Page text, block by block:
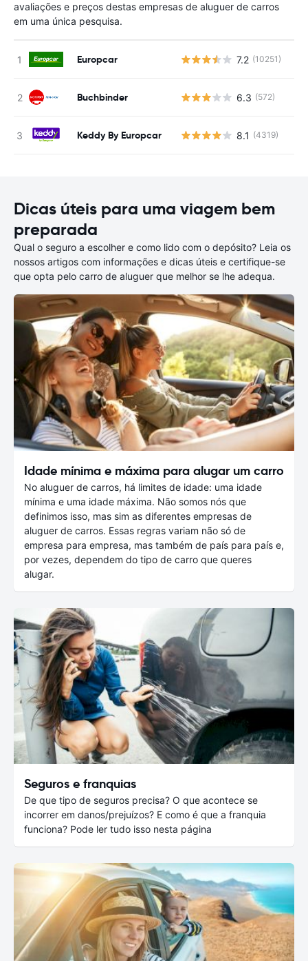
avaliações e preços destas empresas de aluguer de carros
em uma única pesquisa.
Europcar 7.2 (10251)
Buchbinder 6.3 (572)
Keddy By Europcar 8.1 (4319)
Dicas úteis para uma viagem bem
preparada
Qual o seguro a escolher e como lido com o depósito? Leia os
nossos artigos com informações e dicas úteis e certifique-se
que opta pelo carro de aluguer que melhor se lhe adequa.
Idade mínima e máxima para alugar um carro
No aluguer de carros, há limites de idade: uma idade
mínima e uma idade máxima. Não somos nós que
definimos isso, mas sim as diferentes empresas de
aluguer de carros. Essas regras variam não só de
empresa para empresa, mas também de país para país e,
por vezes, dependem do tipo de carro que queres
alugar.
Seguros e franquias
De que tipo de seguros precisa? O que acontece se
incorrer em danos/prejuízos? E como é que a franquia
funciona? Pode ler tudo isso nesta página